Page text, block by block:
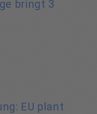
bringt 3
EU plant